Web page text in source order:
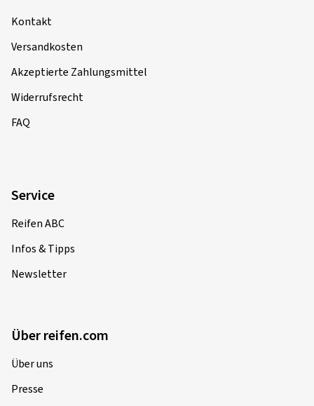
Kontakt
Versandkosten
Akzeptierte Zahlungsmittel
Widerrufsrecht
FAQ
Service
Reifen ABC
Infos & Tipps
Newsletter
Über reifen.com
Über uns
Presse